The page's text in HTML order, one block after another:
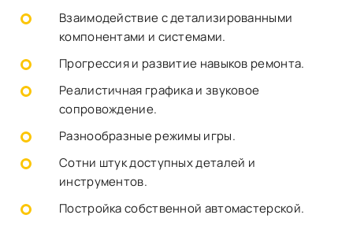
Взаимодействие с детализированными
компонентами и системами.
Прогрессия и развитие навыков ремонта.
Реалистичная графика и звуковое
сопровождение.
Разнообразные режимы игры.
Сотни штук доступных деталей и
инструментов.
Постройка собственной автомастерской.